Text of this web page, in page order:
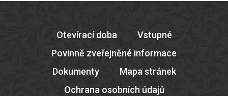
Otevírací doba
Vstupné
Povinně zveřejněné informace
Dokumenty
Mapa stránek
Ochrana osobních údajů